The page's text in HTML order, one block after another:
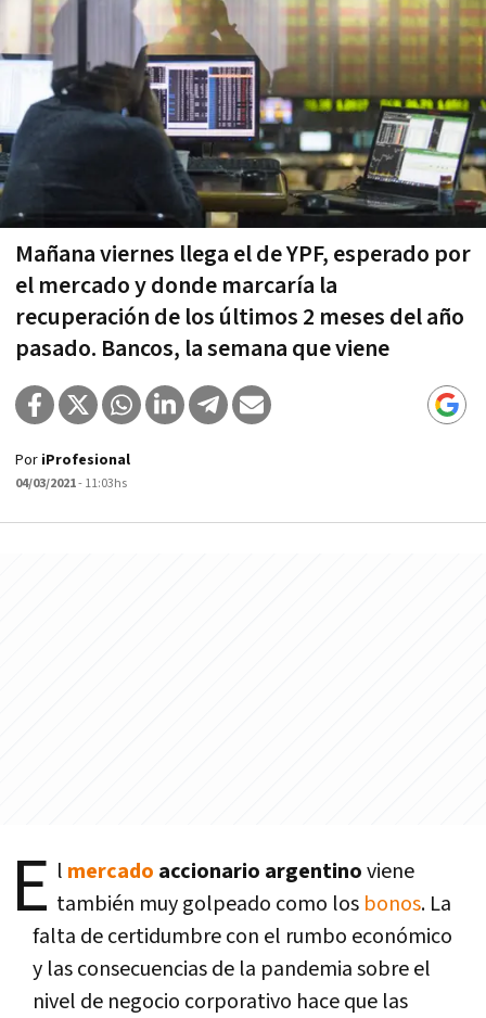
Mañana viernes llega el de YPF, esperado por
el mercado y donde marcaría la
recuperación de los últimos 2 meses del año
pasado. Bancos, la semana que viene
Por iProfesional
04/03/2021- 11:03hs
E l mercado accionario argentinoviene
también muy golpeado como los bonos. La
falta de certidumbre con el rumbo económico
y las consecuencias de la pandemia sobre el
nivel de negocio corporativo hace que las